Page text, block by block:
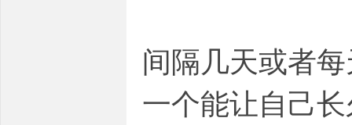
间隔几天或者
一个能让自己